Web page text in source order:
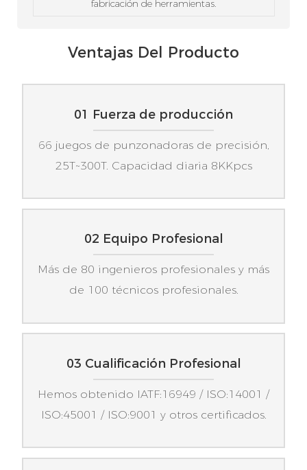
fabricación de herramientas.
Ventajas Del Producto
01 Fuerza de producción
66 juegos de punzonadoras de precisión,
25T~300T. Capacidad diaria 8KKpcs
02 Equipo Profesional
Más de 80 ingenieros profesionales y más
de 100 técnicos profesionales.
03 Cualificación Profesional
Hemos obtenido IATF:16949 / ISO:14001 /
ISO:45001 / ISO:9001 y otros certificados.